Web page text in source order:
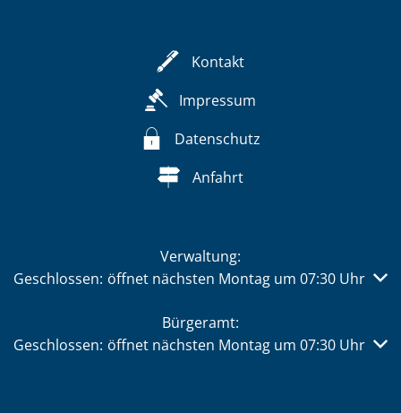
Kontakt
Impressum
Datenschutz
Anfahrt
Verwaltung:
Klicken, um weitere Öffnungs- oder Schließzeiten
Geschlossen: öffnet nächsten Montag um 07:30 Uhr
Bürgeramt:
Klicken, um weitere Öffnungs- oder Schließzeiten
Geschlossen: öffnet nächsten Montag um 07:30 Uhr